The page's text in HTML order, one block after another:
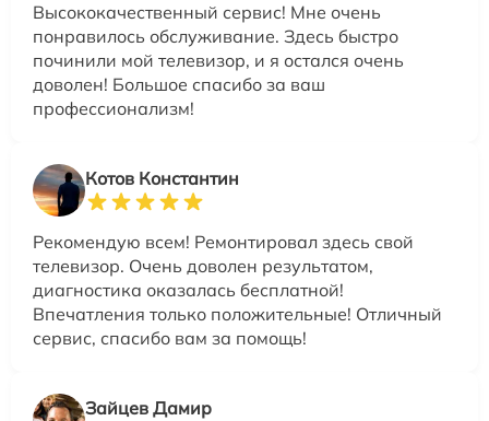
Высококачественный сервис! Мне очень
понравилось обслуживание. Здесь быстро
починили мой телевизор, и я остался очень
доволен! Большое спасибо за ваш
профессионализм!
Котов Константин
Рекомендую всем! Ремонтировал здесь свой
телевизор. Очень доволен результатом,
диагностика оказалась бесплатной!
Впечатления только положительные! Отличный
сервис, спасибо вам за помощь!
Зайцев Дамир